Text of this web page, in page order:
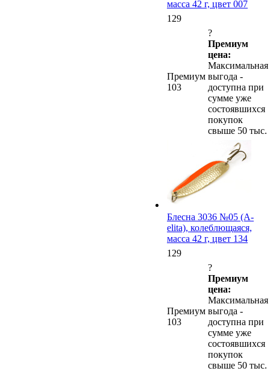
масса 42 г, цвет 007
129
Премиум
103
?
Премиум
цена:
Максимальная
выгода -
доступна при
сумме уже
состоявшихся
покупок
свыше 50 тыс.
Блесна 3036 №05 (А-
elita), колеблющаяся,
масса 42 г, цвет 134
129
Премиум
103
?
Премиум
цена:
Максимальная
выгода -
доступна при
сумме уже
состоявшихся
покупок
свыше 50 тыс.